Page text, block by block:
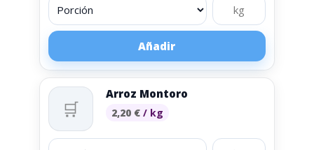
Añadir
🛒
Arroz Montoro
2,20 € / kg